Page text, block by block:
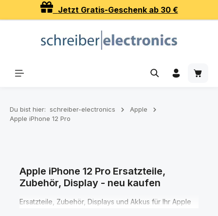
Zum Hauptinhalt springenJetzt Gratis-Geschenk ab 30 €
Du bist hier: schreiber-electronics
Apple
Apple iPhone 12 Pro
Apple iPhone 12 Pro Ersatzteile,
Zubehör, Display - neu kaufen
Ersatzteile, Zubehör, Displays und Akkus für Ihr Apple